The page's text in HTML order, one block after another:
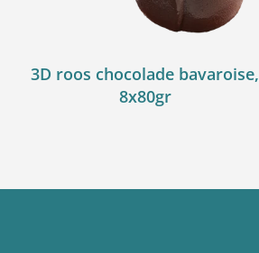
3D roos chocolade bavaroise,
8x80gr